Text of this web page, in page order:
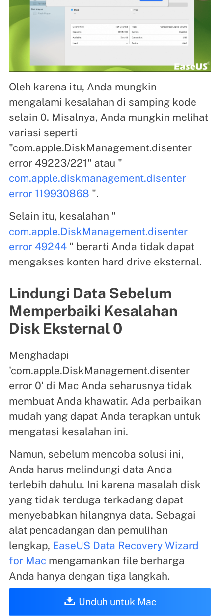
Oleh karena itu, Anda mungkin
mengalami kesalahan di samping kode
selain 0. Misalnya, Anda mungkin melihat
variasi seperti
"com.apple.DiskManagement.disenter
error 49223/221" atau "
com.apple.diskmanagement.disenter
error 119930868 ".
Selain itu, kesalahan "
com.apple.DiskManagement.disenter
error 49244" berarti Anda tidak dapat
mengakses konten hard drive eksternal.
Lindungi Data Sebelum
Memperbaiki Kesalahan
Disk Eksternal 0
Menghadapi
'com.apple.DiskManagement.disenter
error 0' di Mac Anda seharusnya tidak
membuat Anda khawatir. Ada perbaikan
mudah yang dapat Anda terapkan untuk
mengatasi kesalahan ini.
Namun, sebelum mencoba solusi ini,
Anda harus melindungi data Anda
terlebih dahulu. Ini karena masalah disk
yang tidak terduga terkadang dapat
menyebabkan hilangnya data. Sebagai
alat pencadangan dan pemulihan
lengkap, EaseUS Data Recovery Wizard
for Macmengamankan file berharga
Anda hanya dengan tiga langkah.
Unduh untuk Mac